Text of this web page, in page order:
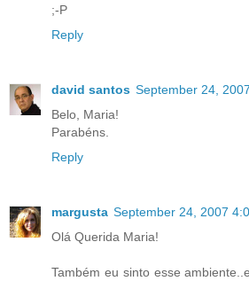
;-P
Reply
david santos September 24,
Belo, Maria!
Parabéns.
Reply
margusta September 24, 2007
Olá Querida Maria!
Também eu sinto esse